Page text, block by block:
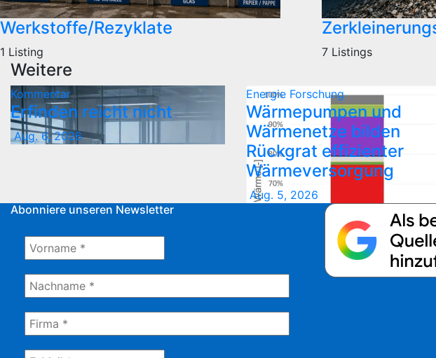
Werkstoffe/Rezyklate
1 Listing 7 Listings
Weitere
Kommentar
Erfinden reicht nicht
Aug. 6, 2026
Energie Forschung
Wärmepumpen und
Wärmenetze bilden
Rückgrat effizienter
Wärmeversorgung
Aug. 5, 2026
Abonniere unseren Newsletter